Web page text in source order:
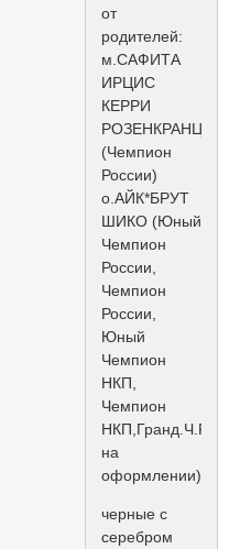
от
родителей:
м.САФИТА
ИРЦИС
КЕРРИ
РОЗЕНКРАНЦ
(Чемпион
России)
о.АЙК*БРУТ
ШИКО (Юный
Чемпион
России,
Чемпион
России,
Юный
Чемпион
НКП,
Чемпион
НКП,Гранд.Ч.Р.-
на
оформлении)
черные с
серебром